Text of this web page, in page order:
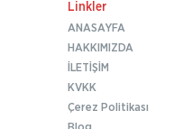
Linkler
ANASAYFA
HAKKIMIZDA
İLETİŞİM
KVKK
Çerez Politikası